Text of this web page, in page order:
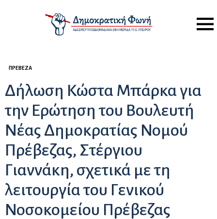
Menu
ΠΡΈΒΕΖΑ
Δήλωση Κώστα Μπάρκα για
την Ερώτηση του Βουλευτή
Νέας Δημοκρατίας Νομού
Πρέβεζας, Στέργιου
Γιαννάκη, σχετικά με τη
λειτουργία του Γενικού
Νοσοκομείου Πρέβεζας